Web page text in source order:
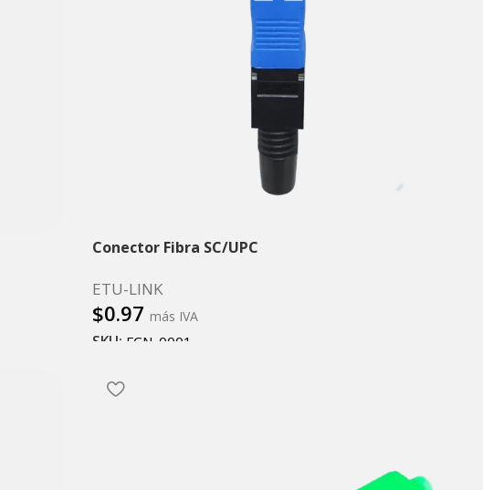
Conector Fibra SC/UPC
ETU-LINK
$0.97 más IVA
SKU: FCN-0001